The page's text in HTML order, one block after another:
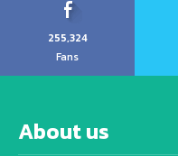
255,324
Fans
About us